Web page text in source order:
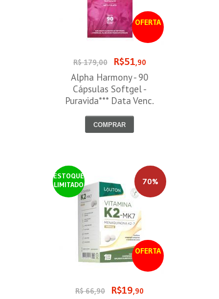
OFERTA
R$ 179,00 R$51,90
Alpha Harmony - 90
Cápsulas Softgel -
Puravida*** Data Venc.
COMPRAR
ESTOQUE
LIMITADO
OFERTA
70%
R$ 66,90 R$19,90